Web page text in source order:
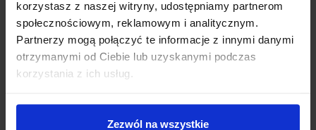
korzystasz z naszej witryny, udostępniamy partnerom
społecznościowym, reklamowym i analitycznym.
Partnerzy mogą połączyć te informacje z innymi danymi
otrzymanymi od Ciebie lub uzyskanymi podczas
korzystania z ich usług.
Zezwól na wszystkie
ZASŁONY WELUROWE METOR
Z KRYSZTAŁKAMI 140×250
SILVER ZASŁONY
DEKORACYJNE
69,99zł
ZASŁONY WELUROWE MODEL
METOR Z KRYSZTAŁKAMI
CYRKONIE 140×270 BABY
PINK